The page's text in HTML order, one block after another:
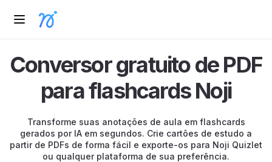
Conversor gratuito de PDF
para flashcards Noji
Transforme suas anotações de aula em flashcards
gerados por IA em segundos. Crie cartões de estudo a
partir de PDFs de forma fácil e exporte-os para Noji Quizlet
ou qualquer plataforma de sua preferência.